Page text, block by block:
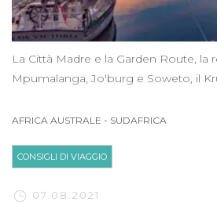
La Città Madre e la Garden Route, la
Mpumalanga, Jo'burg e Soweto, il
AFRICA AUSTRALE - SUDAFRICA
CONSIGLI DI VIAGGIO
07.08.2021